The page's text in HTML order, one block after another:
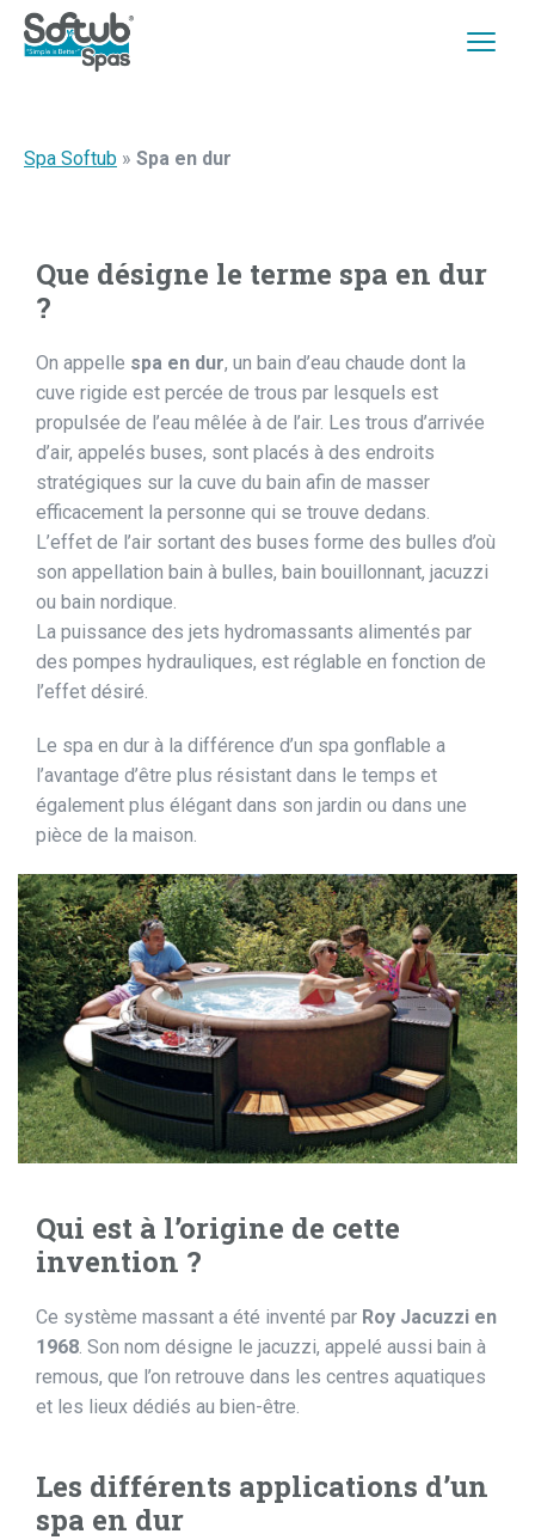
Spa Softub » Spa en dur
Que désigne le terme spa en dur
?
On appelle spa en dur, un bain d’eau chaude dont la
cuve rigide est percée de trous par lesquels est
propulsée de l’eau mêlée à de l’air. Les trous d’arrivée
d’air, appelés buses, sont placés à des endroits
stratégiques sur la cuve du bain afin de masser
efficacement la personne qui se trouve dedans.
L’effet de l’air sortant des buses forme des bulles d’où
son appellation bain à bulles, bain bouillonnant, jacuzzi
ou bain nordique.
La puissance des jets hydromassants alimentés par
des pompes hydrauliques, est réglable en fonction de
l’effet désiré.
Le spa en dur à la différence d’un spa gonflable a
l’avantage d’être plus résistant dans le temps et
également plus élégant dans son jardin ou dans une
pièce de la maison.
Qui est à l’origine de cette
invention ?
Ce système massant a été inventé par Roy Jacuzzi en
1968 . Son nom désigne le jacuzzi, appelé aussi bain à
remous, que l’on retrouve dans les centres aquatiques
et les lieux dédiés au bien-être.
Les différents applications d’un
spa en dur